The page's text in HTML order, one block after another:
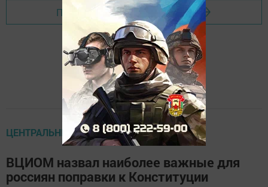
Перейти на страницу новости
ЦЕНТРАЛЬНЫЕ НОВОСТИ
ВЦИОМ назвал наиболее важные для
россиян поправки к Конституции